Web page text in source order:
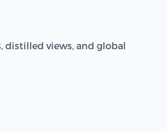
distilled views, and global